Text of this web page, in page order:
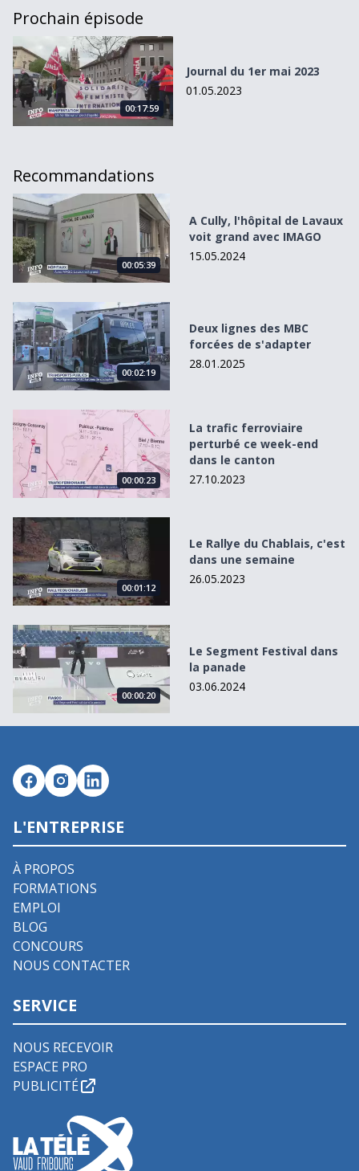
Prochain épisode
Journal du 1er mai 2023
00:17:59
Journal du 1er mai 2023
01.05.2023
Recommandations
A Cully, l&#039;hôpital de Lavaux voit grand avec IMAGO
00:05:39
A Cully, l'hôpital de Lavaux
voit grand avec IMAGO
15.05.2024
Deux lignes des MBC forcées de s&#039;adapter
00:02:19
Deux lignes des MBC
forcées de s'adapter
28.01.2025
La trafic ferroviaire perturbé ce week-end dans le canton
00:00:23
La trafic ferroviaire
perturbé ce week-end
dans le canton
27.10.2023
Le Rallye du Chablais, c&#039;est dans une semaine
00:01:12
Le Rallye du Chablais, c'est
dans une semaine
26.05.2023
Le Segment Festival dans la panade
00:00:20
Le Segment Festival dans
la panade
03.06.2024
L'ENTREPRISE
À PROPOS
FORMATIONS
EMPLOI
BLOG
CONCOURS
NOUS CONTACTER
SERVICE
NOUS RECEVOIR
ESPACE PRO
PUBLICITÉ